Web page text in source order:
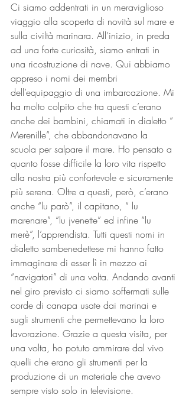
Ci siamo addentrati in un meraviglioso
viaggio alla scoperta di novità sul mare e
sulla civiltà marinara. All’inizio, in preda
ad una forte curiosità, siamo entrati in
una ricostruzione di nave. Qui abbiamo
appreso i nomi dei membri
dell’equipaggio di una imbarcazione. Mi
ha molto colpito che tra questi c’erano
anche dei bambini, chiamati in dialetto “
Merenille”, che abbandonavano la
scuola per salpare il mare. Ho pensato a
quanto fosse difficile la loro vita rispetto
alla nostra più confortevole e sicuramente
più serena. Oltre a questi, però, c’erano
anche “lu parò”, il capitano, “ lu
marenare”, “lu jvenette” ed infine “lu
merè”, l’apprendista. Tutti questi nomi in
dialetto sambenedettese mi hanno fatto
immaginare di esser lì in mezzo ai
“navigatori” di una volta. Andando avanti
nel giro previsto ci siamo soffermati sulle
corde di canapa usate dai marinai e
sugli strumenti che permettevano la loro
lavorazione. Grazie a questa visita, per
una volta, ho potuto ammirare dal vivo
quelli che erano gli strumenti per la
produzione di un materiale che avevo
sempre visto solo in televisione.